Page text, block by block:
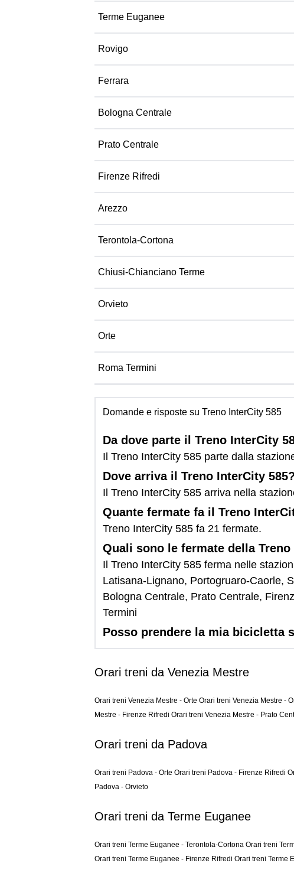
Terme Euganee
Rovigo
Ferrara
Bologna Centrale
Prato Centrale
Firenze Rifredi
Arezzo
Terontola-Cortona
Chiusi-Chianciano Terme
Orvieto
Orte
Roma Termini
Domande e risposte su Treno InterCity 585
Da dove parte il Treno InterCity
Il Treno InterCity 585 parte dalla
Dove arriva il Treno InterCity 585?
Il Treno InterCity 585 arriva nella
Quante fermate fa il Treno
Treno InterCity 585 fa 21 fermate.
Quali sono le fermate della Treno
Il Treno InterCity 585 ferma nelle
Latisana-Lignano, Portogruaro-Caorle,
Bologna Centrale, Prato Centrale,
Termini
Posso prendere la mia bicicletta
Orari treni da Venezia Mestre
Orari treni Venezia Mestre - Orte Orari treni Venezia Mestre -
Mestre - Firenze Rifredi Orari treni Venezia Mestre - Prato
Orari treni da Padova
Orari treni Padova - Orte Orari treni Padova - Firenze Rifredi
Padova - Orvieto
Orari treni da Terme Euganee
Orari treni Terme Euganee - Terontola-Cortona Orari treni
Orari treni Terme Euganee - Firenze Rifredi Orari treni Terme